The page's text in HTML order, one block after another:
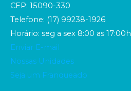
CEP: 15090-330
Telefone: (17) 99238-1926
Horário: seg a sex 8:00 as 17:00h
Enviar E-mail
Nossas Unidades
Seja um Franqueado